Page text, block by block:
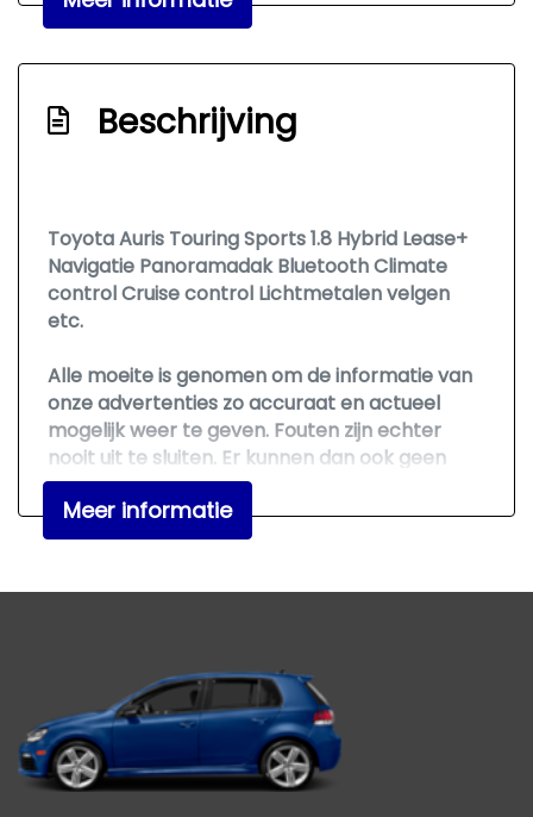
Achterbank in delen neerklapbaar
Binnenspiegel automatisch dimmend
Lederen versnellingspook
Middenarmsteun voor
Panoramadak
Stuur leder
Overige
Anti blokkeer systeem
Anti doorslip regeling
Bestuurdersairbag
Elektronische remkrachtverdeling
Hoofd airbag(s) voor
Beschrijving
Toyota Auris Touring Sports 1.8 Hybrid Lease+
Navigatie Panoramadak Bluetooth Climate
control Cruise control Lichtmetalen velgen
etc.
Alle moeite is genomen om de informatie van
onze advertenties zo accuraat en actueel
mogelijk weer te geven. Fouten zijn echter
nooit uit te sluiten. Er kunnen dan ook geen
rechten aan deze advertentie worden
ontleend. Vertrouwt u daarom niet alleen op
deze informatie, maar controleer bij aankoop
beïnvloeden.
Meer informatie